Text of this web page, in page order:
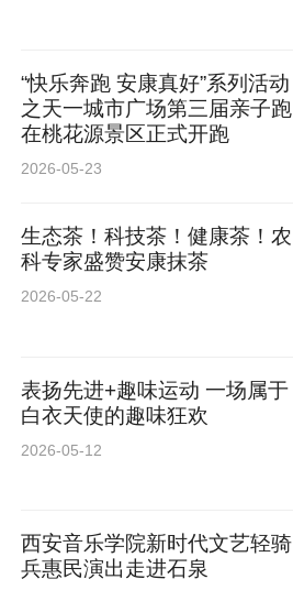
“快乐奔跑 安康真好”系列活动
之天一城市广场第三届亲子跑
在桃花源景区正式开跑
2026-05-23
生态茶！科技茶！健康茶！农
科专家盛赞安康抹茶
2026-05-22
表扬先进+趣味运动 一场属于
白衣天使的趣味狂欢
2026-05-12
西安音乐学院新时代文艺轻骑
兵惠民演出走进石泉